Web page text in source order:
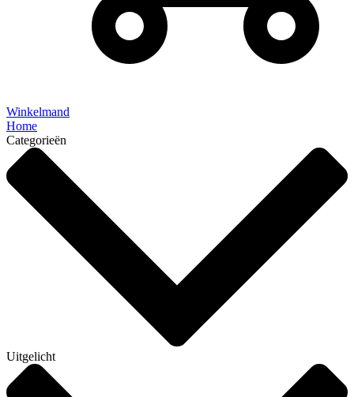
Winkelmand
Home
Categorieën
Uitgelicht